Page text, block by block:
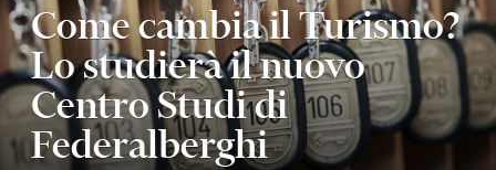
Come cambia il Turismo?
Lo studierà il nuovo
Centro Studi di
Federalberghi